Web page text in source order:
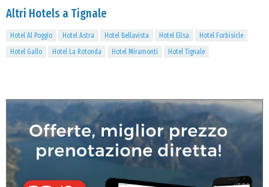
Altri Hotels a Tignale
Hotel Al Poggio Hotel Astra Hotel Bellavista Hotel Elisa
Hotel Forbisicle
Hotel Gallo
Hotel La Rotonda Hotel Miramonti Hotel Tignale